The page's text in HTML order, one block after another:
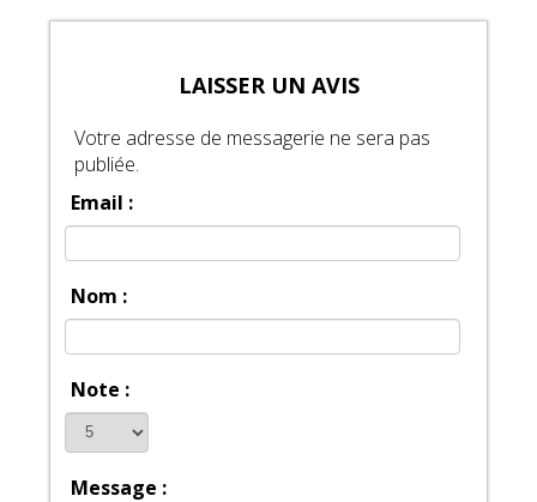
LAISSER UN AVIS
Votre adresse de messagerie ne sera pas
publiée.
Email :
Nom :
Note :
Message :